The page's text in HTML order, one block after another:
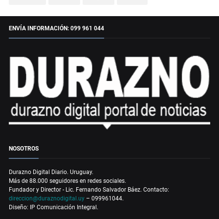
ENVÍA INFORMACIÓN: 099 961 044
NOSOTROS
Durazno Digital Diario. Uruguay.
Más de 88.000 seguidores en redes sociales.
Fundador y Director - Lic. Fernando Salvador Báez. Contacto:
direccion@duraznodigital.uy – 099961044.
Diseño: IP Comunicación Integral.